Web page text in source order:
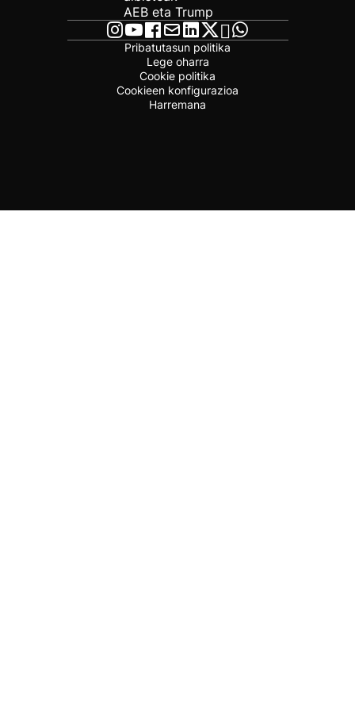
AEB eta Trump
Pribatutasun politika
Lege oharra
Cookie politika
Cookieen konfigurazioa
Harremana